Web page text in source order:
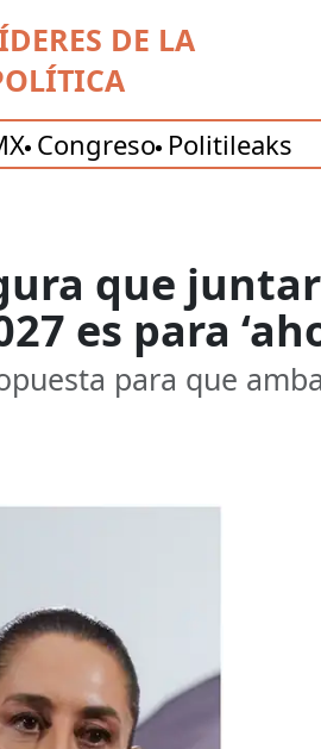
DE LA
Congreso Politileaks
que
es para
para que